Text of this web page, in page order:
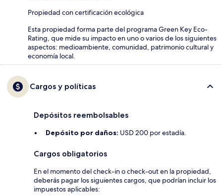
Propiedad con certificación ecológica
Esta propiedad forma parte del programa Green Key Eco-
Rating, que mide su impacto en uno o varios de los siguientes
aspectos: medioambiente, comunidad, patrimonio cultural y
economía local.
Cargos y políticas
Depósitos reembolsables
Depósito por daños: USD 200 por estadía.
Cargos obligatorios
En el momento del check-in o check-out en la propiedad,
deberás pagar los siguientes cargos, que podrían incluir los
impuestos aplicables: